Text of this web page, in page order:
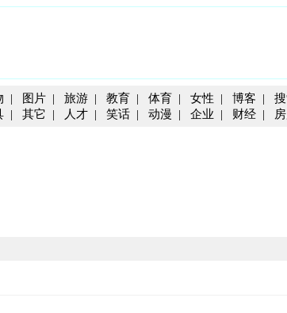
| 图片 | 旅游 | 教育 | 体育 | 女性 | 博客 |
| 其它 | 人才 | 笑话 | 动漫 | 企业 | 财经 |